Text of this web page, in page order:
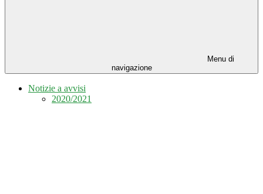
Menu di
navigazione
Notizie a avvisi
2020/2021